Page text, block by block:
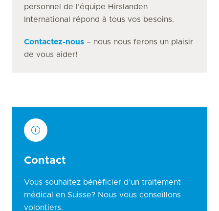
personnel de l’équipe Hirslanden
International répond à tous vos besoins.
Contactez-nous – nous nous ferons un plaisir
de vous aider!
Contact
Vous souhaitez bénéficier d’un traitement
médical en Suisse? Nous vous conseillons
volontiers.